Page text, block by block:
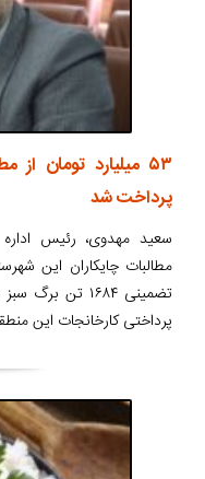
۵۳ میلیارد تومان
پرداخت شد
پرداختی کارخانجات این